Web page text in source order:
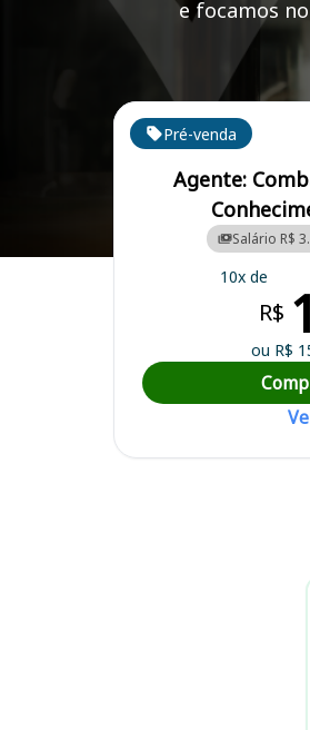
e focamos
Curso Preparatório para o Concurso
Cursos em destaque para
Pré-venda
Agente:
Salário R$
10x de
R$
ou R$